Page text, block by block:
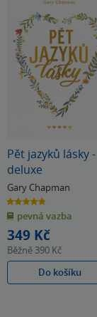
Pět jazyků lásky -
deluxe
Gary Chapman
4.8
z
5
hvězdiček
pevná vazba
349 Kč
Běžně 390 Kč
Do košíku